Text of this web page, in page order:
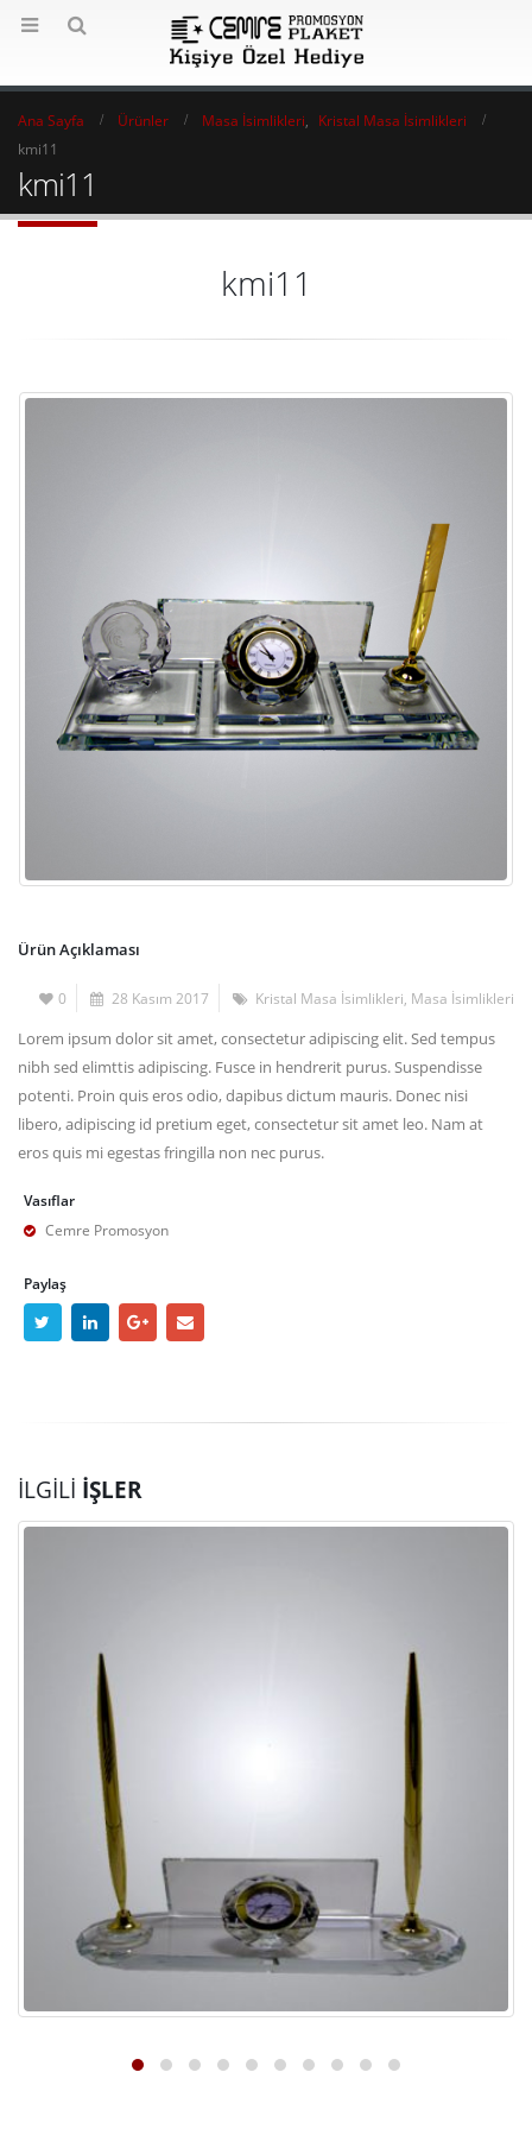
Ana Sayfa Ürünler Masa İsimlikleri
Kristal Masa İsimlikleri
kmi11
kmi11
kmi11
Ürün Açıklaması
0 28 Kasım 2017 Kristal Masa İsimlikleri Masa İsimlikleri
Lorem ipsum dolor sit amet, consectetur adipiscing elit. Sed tempus
nibh sed elimttis adipiscing. Fusce in hendrerit purus. Suspendisse
potenti. Proin quis eros odio, dapibus dictum mauris. Donec nisi
libero, adipiscing id pretium eget, consectetur sit amet leo. Nam at
eros quis mi egestas fringilla non nec purus.
Vasıflar
Cemre Promosyon
Paylaş
İLGILI İŞLER